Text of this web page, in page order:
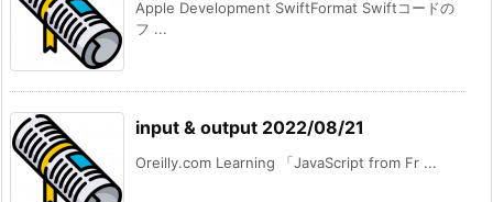
Apple Development SwiftFormat Swiftコードの
フ ...
input & output 2022/08/21
Oreilly.com Learning 「JavaScript from Fr ...